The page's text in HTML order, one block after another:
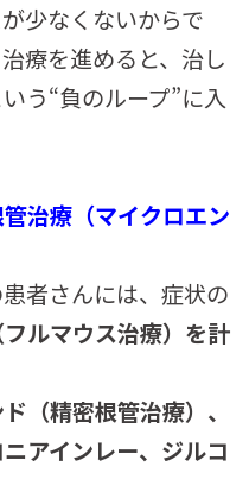
少なくないからで
療を進めると、治し
う“負のループ”に入
治療（マイクロエン
者さんには、症状の
ルマウス治療）を計
（精密根管治療）、
アインレー、ジルコ